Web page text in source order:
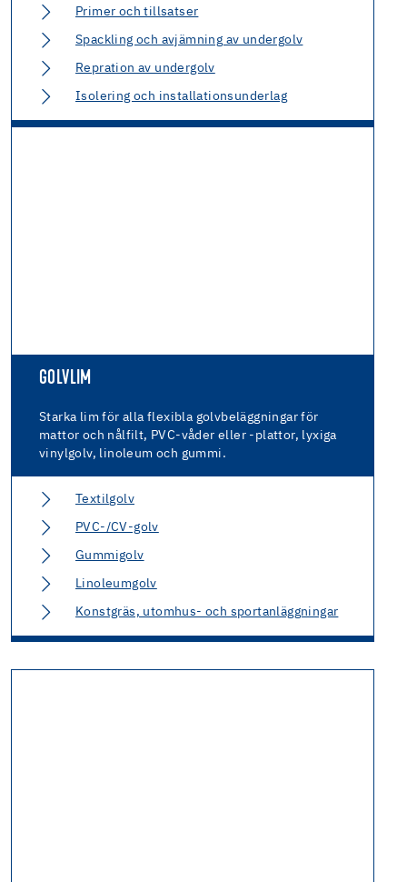
Primer och tillsatser
Spackling och avjämning av undergolv
Repration av undergolv
Isolering och installationsunderlag
GOLVLIM
Starka lim för alla flexibla golvbeläggningar för
mattor och nålfilt, PVC-våder eller -plattor, lyxiga
vinylgolv, linoleum och gummi.
Textilgolv
PVC-/CV-golv
Gummigolv
Linoleumgolv
Konstgräs, utomhus- och sportanläggningar